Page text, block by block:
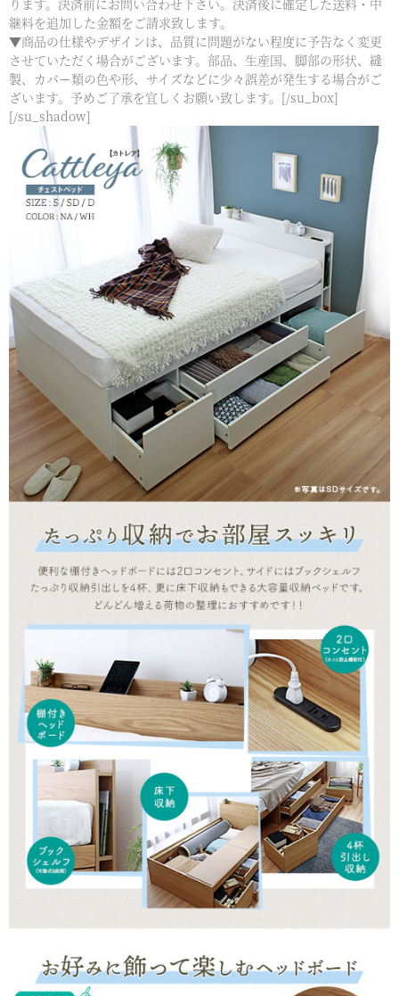
継料を追加した金額をご請求致します。
▼商品の仕様やデザインは、品質に問題がない程度に予告なく変更
させていただく場合がございます。部品、生産国、脚部の形状、縫
製、カバー類の色や形、サイズなどに少々誤差が発生する場合がご
ざいます。予めご了承を宜しくお願い致します。[/su_box]
[/su_shadow]